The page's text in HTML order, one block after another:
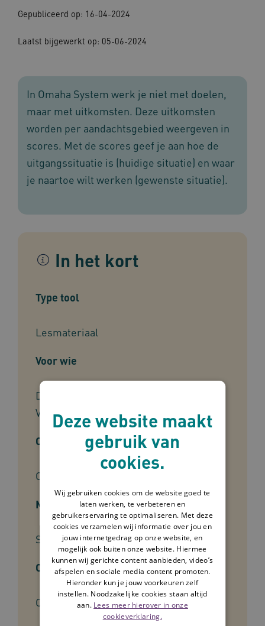
Gepubliceerd op: 16-04-2024
Laatst bijgewerkt op: 05-06-2024
In Omaha System werk je niet met doelen,
maar met uitkomsten. Deze uitkomsten
worden per aandachtsgebied weergeven in
scores. Met de scores geef je aan hoe de
uitgangssituatie is (huidige situatie) en waar
je naartoe wilt werken (gewenste situatie).
In het kort
Type tool
Lesmateriaal
Voor wie
Docenten, Studenten, Verzorgenden,
Verpleegkundigen
Cliëntgroep
Ouderen, Cliënten
Mate van ervaring
Starter
Ontwikkelaar
Omaha System Support
Deze website maakt
gebruik van
cookies.
Wij gebruiken cookies om de website goed te
laten werken, te verbeteren en
gebruikerservaring te optimaliseren. Met deze
cookies verzamelen wij informatie over jou en
jouw internetgedrag op onze website, en
mogelijk ook buiten onze website. Hiermee
kunnen wij gerichte content aanbieden, video’s
afspelen en sociale media content promoten.
Hieronder kun je jouw voorkeuren zelf
instellen. Noodzakelijke cookies staan altijd
aan. Lees meer hierover in onze
cookieverklaring.